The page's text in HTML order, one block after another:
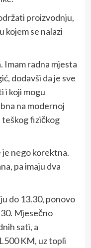
proizvodnju,
kojem se nalazi
Imam radna mjesta
dodavši da je sve
i koji mogu
na modernoj
teškog fizičkog
je nego korektna.
pa imaju dva
do 13.30, ponovo
Mjesečno
sati, a
KM, uz topli